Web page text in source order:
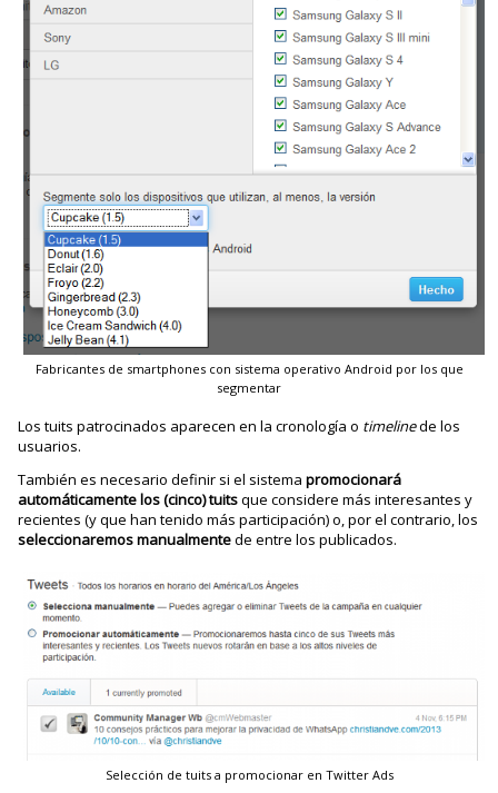
Fabricantes de smartphones con sistema operativo Android por los que
segmentar
Los tuits patrocinados aparecen en la cronología o timelinede los
usuarios.
También es necesario definir si el sistemapromocionará
automáticamente los (cinco) tuitsque considere más interesantes y
recientes (y que han tenido más participación) o, por el contrario, los
seleccionaremos manualmentede entre los publicados.
Selección de tuits a promocionar en Twitter Ads